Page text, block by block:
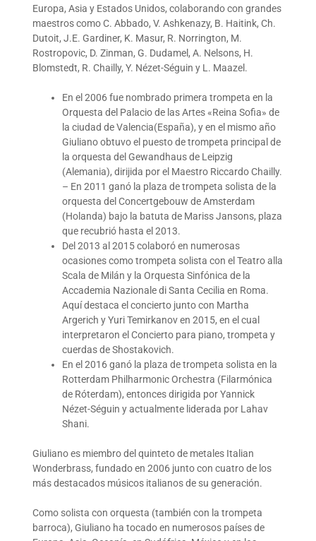
Europa, Asia y Estados Unidos, colaborando con grandes
maestros como C. Abbado, V. Ashkenazy, B. Haitink, Ch.
Dutoit, J.E. Gardiner, K. Masur, R. Norrington, M.
Rostropovic, D. Zinman, G. Dudamel, A. Nelsons, H.
Blomstedt, R. Chailly, Y. Nézet-Séguin y L. Maazel.
En el 2006 fue nombrado primera trompeta en la
Orquesta del Palacio de las Artes «Reina Sofia» de
la ciudad de Valencia(España), y en el mismo año
Giuliano obtuvo el puesto de trompeta principal de
la orquesta del Gewandhaus de Leipzig
(Alemania), dirijida por el Maestro Riccardo Chailly.
– En 2011 ganó la plaza de trompeta solista de la
orquesta del Concertgebouw de Amsterdam
(Holanda) bajo la batuta de Mariss Jansons, plaza
que recubrió hasta el 2013.
Del 2013 al 2015 colaboró en numerosas
ocasiones como trompeta solista con el Teatro alla
Scala de Milán y la Orquesta Sinfónica de la
Accademia Nazionale di Santa Cecilia en Roma.
Aquí destaca el concierto junto con Martha
Argerich y Yuri Temirkanov en 2015, en el cual
interpretaron el Concierto para piano, trompeta y
cuerdas de Shostakovich.
En el 2016 ganó la plaza de trompeta solista en la
Rotterdam Philharmonic Orchestra (Filarmónica
de Róterdam), entonces dirigida por Yannick
Nézet-Séguin y actualmente liderada por Lahav
Shani.
Giuliano es miembro del quinteto de metales Italian
Wonderbrass, fundado en 2006 junto con cuatro de los
más destacados músicos italianos de su generación.
Como solista con orquesta (también con la trompeta
barroca), Giuliano ha tocado en numerosos países de